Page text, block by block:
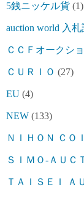
5銭ニッケル貨 (1)
auction world 入札
ＣＣＦオークシ
ＣＵＲＩＯ (27)
EU (4)
NEW (133)
ＮＩＨＯＮ ＣＯ
ＳＩＭＯ-ＡＵＣ
ＴＡＩＳＥＩ Ａ